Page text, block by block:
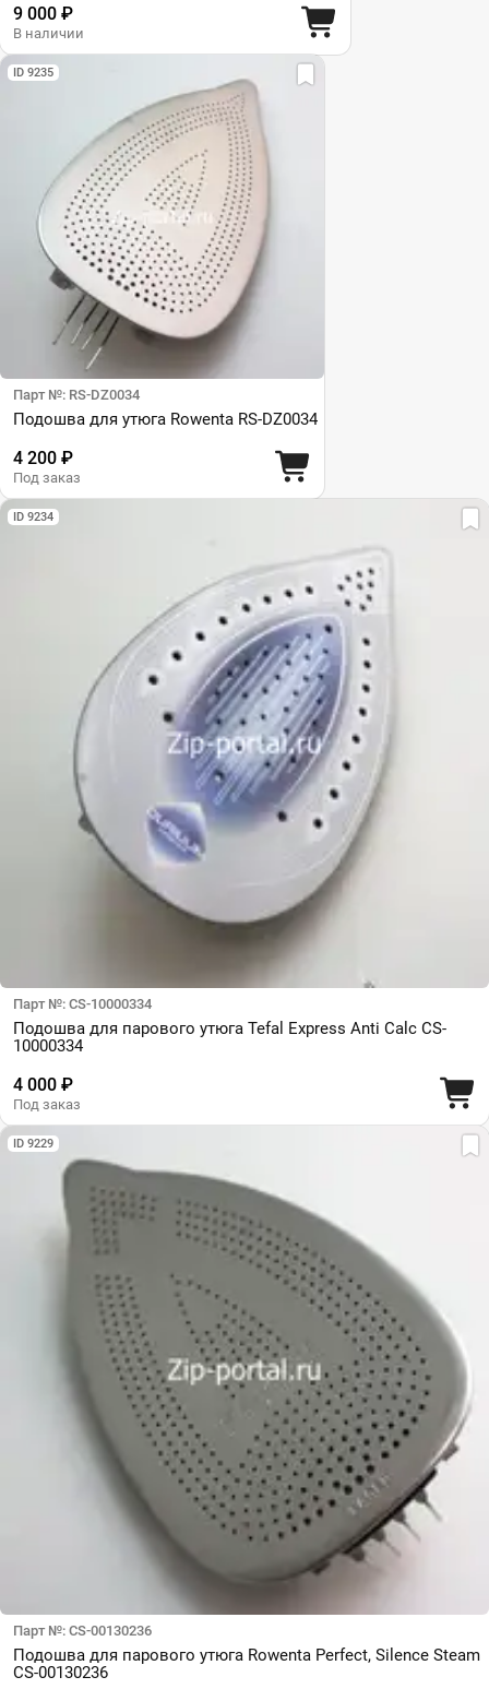
9 000 ₽
В наличии
ID 9235
Парт №: RS-DZ0034
Подошва для утюга Rowenta RS-DZ0034
4 200 ₽
Под заказ
ID 9234
Парт №: CS-10000334
Подошва для парового утюга Tefal Express Anti Calc CS-
10000334
4 000 ₽
Под заказ
ID 9229
Парт №: CS-00130236
Подошва для парового утюга Rowenta Perfect, Silence Steam
CS-00130236